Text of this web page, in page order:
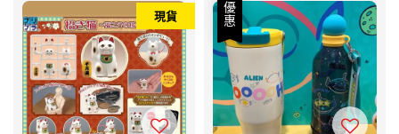
現貨 優惠